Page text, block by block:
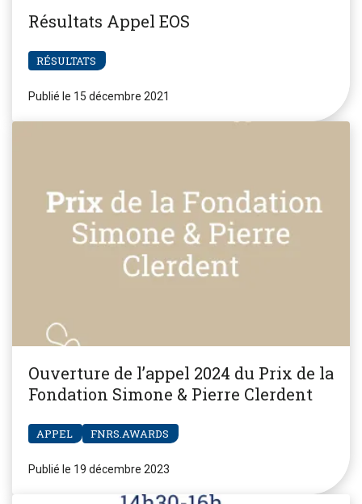
Résultats Appel EOS
RÉSULTATS
Publié le 15 décembre 2021
Ouverture de l’appel 2024 du Prix de la
Fondation Simone & Pierre Clerdent
APPEL FNRS.AWARDS
Publié le 19 décembre 2023